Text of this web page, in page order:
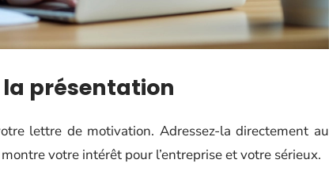
la présentation
lettre de motivation. Adressez-la directement au
votre intérêt pour l’entreprise et votre sérieux.